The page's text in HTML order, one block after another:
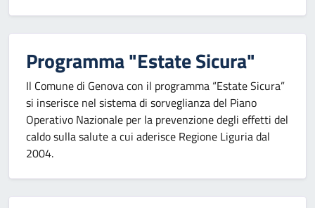
Programma "Estate Sicura"
Il Comune di Genova con il programma “Estate Sicura”
si inserisce nel sistema di sorveglianza del Piano
Operativo Nazionale per la prevenzione degli effetti del
caldo sulla salute a cui aderisce Regione Liguria dal
2004.